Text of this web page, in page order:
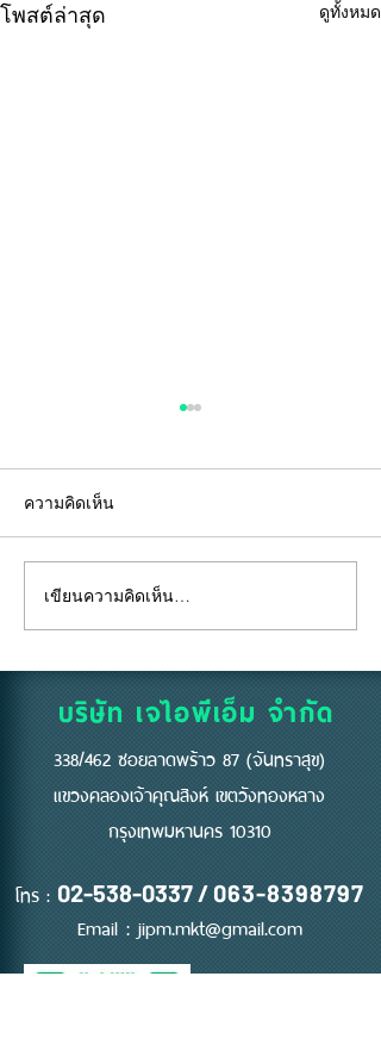
โพสต์ล่าสุด ดูทั้งหมด
DON'Ts สิ่งที่ไม่ควรทำ
ความคิดเห็น
เขียนความคิดเห็น…
บริษัท เจไอพีเอ็ม จำกัด
338/462 ซอยลาดพร้าว 87 (จันทราสุข)
แขวงคลองเจ้าคุณสิงห์ เขตวังทองหลาง
กรุงเทพมหานคร 10310
โทร : 02-538-0337 / 063-8398797
Email : jipm.mkt@gmail.com